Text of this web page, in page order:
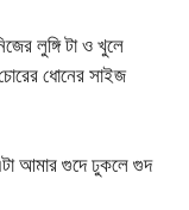
লুঙ্গি টা ও খুলে
ধোনের সাইজ
আমার গুদে ঢুকলে গুদ